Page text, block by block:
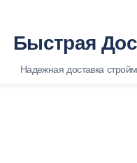
Быстрая
Надежная доставка